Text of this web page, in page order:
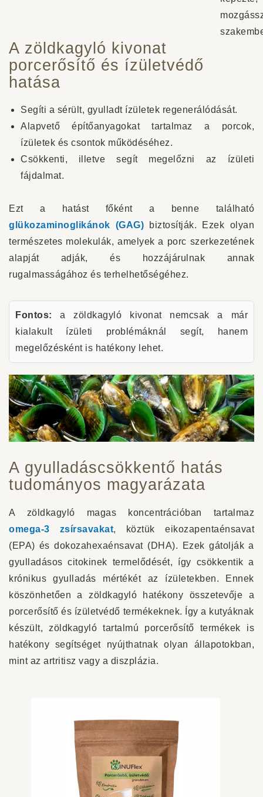
A zöldkagyló kivonat
porcerősítő és ízületvédő
hatása
Segíti a sérült, gyulladt ízületek regenerálódását.
Alapvető építőanyagokat tartalmaz a porcok,
ízületek és csontok működéséhez.
Csökkenti, illetve segít megelőzni az ízületi
fájdalmat.
Ezt a hatást főként a benne található
glükozaminoglikánok (GAG) biztosítják. Ezek olyan
természetes molekulák, amelyek a porc szerkezetének
alapját adják, és hozzájárulnak annak
rugalmasságához és terhelhetőségéhez.
Fontos: a zöldkagyló kivonat nemcsak a már
kialakult ízületi problémáknál segít, hanem
megelőzésként is hatékony lehet.
A gyulladáscsökkentő hatás
tudományos magyarázata
A zöldkagyló magas koncentrációban tartalmaz
omega-3 zsírsavakat, köztük eikozapentaénsavat
(EPA) és dokozahexaénsavat (DHA). Ezek gátolják a
gyulladásos citokinek termelődését, így csökkentik a
krónikus gyulladás mértékét az ízületekben. Ennek
köszönhetően a zöldkagyló hatékony összetevője a
porcerősítő és ízületvédő termékeknek. Így a kutyáknak
készült, zöldkagyló tartalmú porcerősítő termékek is
hatékony segítséget nyújthatnak olyan állapotokban,
mint az artritisz vagy a diszplázia.